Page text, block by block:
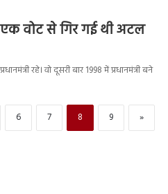
एक वोट से गिर गई थी अटल
रहे। वो दूसरी बार 1998 में प्रधानमंत्री बने
6 7 8 9 »